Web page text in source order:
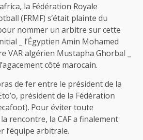
la Fédération Royale
(FRMF) s’était plainte du
nommer un arbitre sur cette
_ l’Égyptien Amin Mohamed
VAR algérien Mustapha Ghorbal _
côté marocain.
de fer entre le président de la
président de la Fédération
Pour éviter toute
rencontre, la CAF a finalement
l’équipe arbitrale.